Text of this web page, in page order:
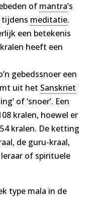
of mantra’s
tijdens meditatie.
een betekenis
heeft een
gebedssnoer een
uit het Sanskriet
of ‘snoer’. Een
kralen, hoewel er
kralen. De ketting
de guru-kraal,
of spirituele
type mala in de